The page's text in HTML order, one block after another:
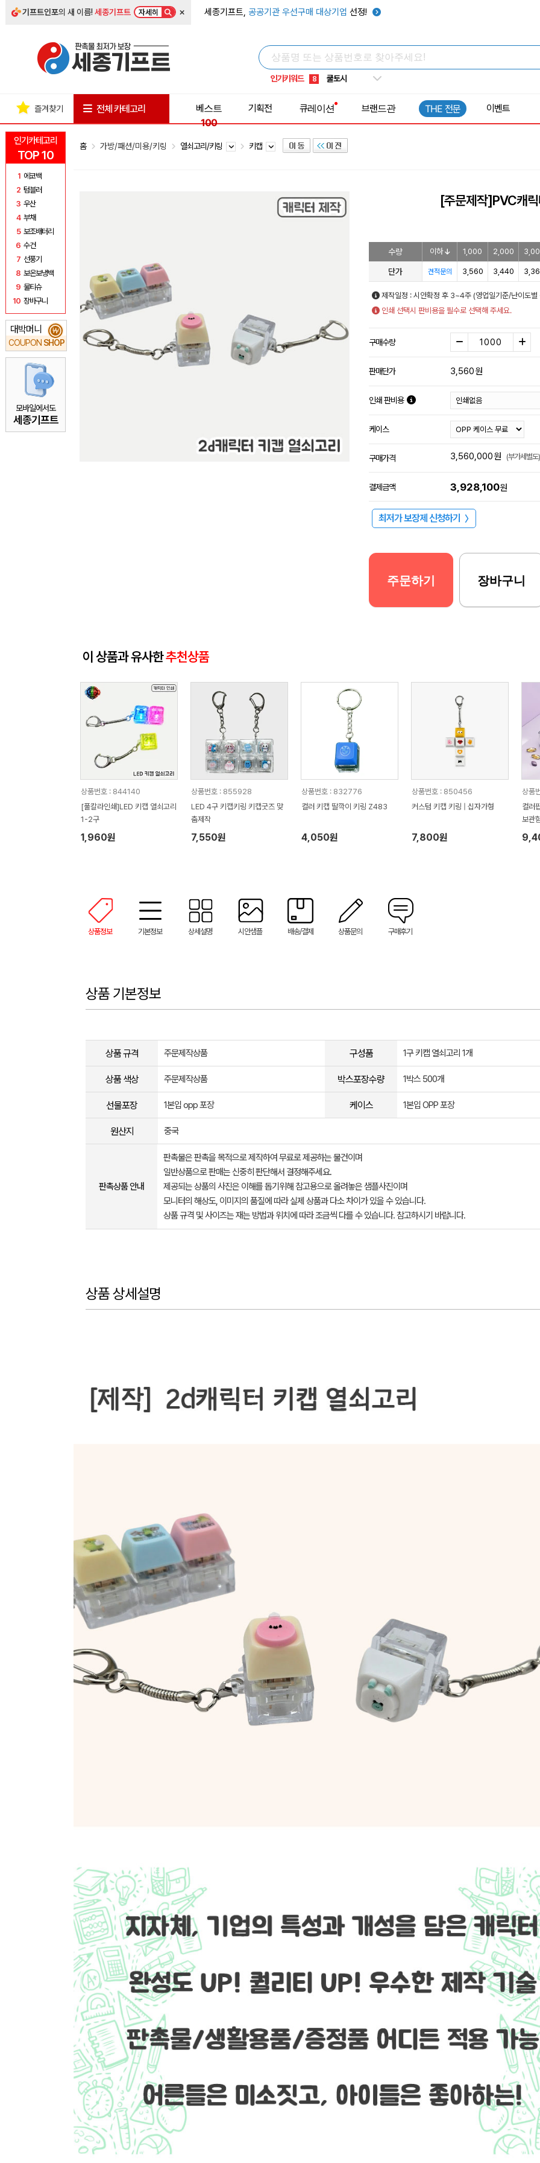
기프트인포의 새 이름!세종기프트 자세히 × 세종기프트, 공공기관 우선구매 대상기업 선정!
인기키워드
5 키캡
8 쿨토시
9 넥쿨러
1 선풍기
인기카테고리
TOP 10
1 에코백
2 텀블러
3 우산
4 부채
5 보조배터리
6 수건
7 선풍기
8 보온보냉백
9 물티슈
10 장바구니
대박머니
COUPON SHOP
₩
모바일에서도
세종기프트
즐겨찾기 전체 카테고리
베스트
100
기획전 큐레이션 브랜드관 THE 전문 이벤트
홈 가방/패션/미용/키링 열쇠고리/키링 키캡
[주문제작]PVC캐
수량 이하 1,000 2,000
단가 견적문의 3,560 3,440
제작일정 : 시안확정 후 3~4주 (영업일기준/난이도별
인쇄 선택시 판비용을 필수로 선택해 주세요.
구매수량
판매단가 3,560원
인쇄 판비용
케이스
구매가격 3,560,000원 (부가세별도)
결제금액 3,928,100원
최저가 보장제 신청하기 〉
주문하기 장바구니
이 상품과 유사한추천상품
상품번호 : 844140
[풀칼라인쇄]LED 키캡 열쇠고리
1-2구
1,960원
상품번호 : 855928
LED 4구 키캡키링 키캡굿즈 맞
춤제작
7,550원
상품번호 : 832776
컬러 키캡 딸깍이 키링 Z483
4,050원
상품번호 : 850456
커스텀 키캡 키링 | 십자가형
7,800원
상품
컬러
보관
상품정보 기본정보 상세설명 시안샘플 배송/결제 상품문의 구매후기
상품 기본정보
상품 규격 주문제작상품 구성품 1구 키캡 열쇠고리 1개
상품 색상 주문제작상품 박스포장수량 1박스 500개
선물포장 1본입 opp 포장 케이스 1본입 OPP 포장
원산지 중국
판촉상품 안내
판촉물은 판촉을 목적으로 제작하여 무료로 제공하는 물건이며
일반상품으로 판매는 신중히 판단해서 결정해주세요.
제공되는 상품의 사진은 이해를 돕기위해 참고용으로 올려놓은 샘플사진이며
모니터의 해상도, 이미지의 품질에 따라 실제 상품과 다소 차이가 있을 수 있습니다.
상품 규격 및 사이즈는 재는 방법과 위치에 따라 조금씩 다를 수 있습니다. 참고하시기 바랍니다.
상품 상세설명